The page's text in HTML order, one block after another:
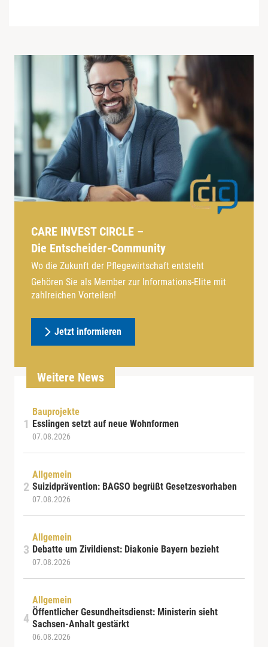
CARE INVEST CIRCLE –
Die Entscheider-Community
Wo die Zukunft der Pflegewirtschaft entsteht
Gehören Sie als Member zur Informations-Elite mit
zahlreichen Vorteilen!
Jetzt informieren
Weitere News
Bauprojekte
Esslingen setzt auf neue Wohnformen
07.08.2026
Allgemein
Suizidprävention: BAGSO begrüßt Gesetzesvorhaben
07.08.2026
Allgemein
Debatte um Zivildienst: Diakonie Bayern bezieht
07.08.2026
Allgemein
Öffentlicher Gesundheitsdienst: Ministerin sieht
Sachsen-Anhalt gestärkt
06.08.2026